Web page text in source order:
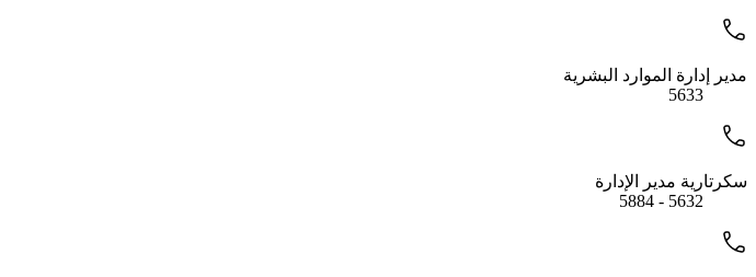
مدير إدارة الموارد البشرية
5633
سكرتارية مدير الإدارة
5632 - 5884